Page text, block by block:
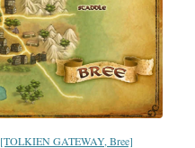
[TOLKIEN GATEWAY, Bree]